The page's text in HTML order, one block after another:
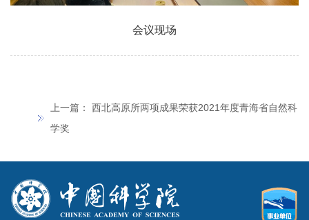
会议现场
上一篇： 西北高原所两项成果荣获2021年度青海省自然科
学奖